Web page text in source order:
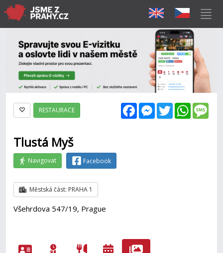
FacebookMessenger
Twitter
RESTAURACE
Tlustá Myš
Navigovat Facebook
Městská část: PRAHA 1
Všehrdova 547/19, Prague